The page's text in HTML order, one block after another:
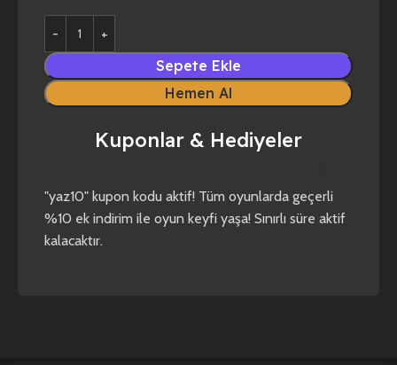
Sepete Ekle
Hemen Al
Kuponlar & Hediyeler
"yaz10" kupon kodu aktif! Tüm oyunlarda geçerli
%10 ek indirim ile oyun keyfi yaşa! Sınırlı süre aktif
kalacaktır.